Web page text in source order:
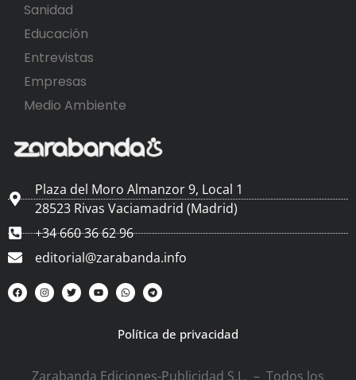
Sanidad
Educación
Entrevistas
Empresas
Medio Ambiente
Plaza del Moro Almanzor 9, Local 1
28523 Rivas Vaciamadrid (Madrid)
+34 660 36 62 96
editorial@zarabanda.info
Política de privacidad
Zarabanda Ediciones-Publicidad S.L. – Todos los